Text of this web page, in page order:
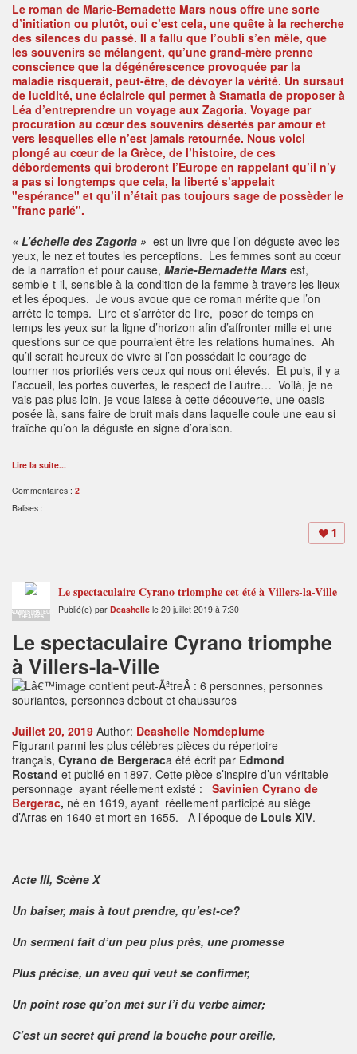
Le roman de Marie-Bernadette Mars nous offre une sorte
d’initiation ou plutôt, oui c’est cela, une quête à la recherche
des silences du passé. Il a fallu que l’oubli s’en mêle, que
les souvenirs se mélangent, qu’une grand-mère prenne
conscience que la dégénérescence provoquée par la
maladie risquerait, peut-être, de dévoyer la vérité. Un sursaut
de lucidité, une éclaircie qui permet à Stamatia de proposer à
Léa d’entreprendre un voyage aux Zagoria. Voyage par
procuration au cœur des souvenirs désertés par amour et
vers lesquelles elle n’est jamais retournée. Nous voici
plongé au cœur de la Grèce, de l’histoire, de ces
débordements qui broderont l’Europe en rappelant qu’il n’y
a pas si longtemps que cela, la liberté s’appelait
"espérance" et qu’il n’était pas toujours sage de possèder le
"franc parlé".
« L’échelle des Zagoria » est un livre que l’on déguste avec les
yeux, le nez et toutes les perceptions. Les femmes sont au cœur
de la narration et pour cause, Marie-Bernadette Mars est,
semble-t-il, sensible à la condition de la femme à travers les lieux
et les époques. Je vous avoue que ce roman mérite que l’on
arrête le temps. Lire et s’arrêter de lire, poser de temps en
temps les yeux sur la ligne d’horizon afin d’affronter mille et une
questions sur ce que pourraient être les relations humaines. Ah
qu’il serait heureux de vivre si l’on possédait le courage de
tourner nos priorités vers ceux qui nous ont élevés. Et puis, il y a
l’accueil, les portes ouvertes, le respect de l’autre… Voilà, je ne
vais pas plus loin, je vous laisse à cette découverte, une oasis
posée là, sans faire de bruit mais dans laquelle coule une eau si
fraîche qu’on la déguste en signe d’oraison.
Lire la suite...
Commentaires : 2
Balises :
1
ADMINISTRATEUR
THÉÂTRES
Le spectaculaire Cyrano triomphe cet été à Villers-la-Ville
Publié(e) par Deashelle le 20 juillet 2019 à 7:30
Le spectaculaire Cyrano triomphe
à Villers-la-Ville
Juillet 20, 2019 Author: Deashelle Nomdeplume
Figurant parmi les plus célèbres pièces du répertoire
français, Cyrano de Bergeraca été écrit par Edmond
Rostand et publié en 1897. Cette pièce s’inspire d’un véritable
personnage ayant réellement existé : Savinien Cyrano de
Bergerac, né en 1619, ayant réellement participé au siège
d’Arras en 1640 et mort en 1655. A l’époque de Louis XIV.
Acte III, Scène X
Un baiser, mais à tout prendre, qu’est-ce?
Un serment fait d’un peu plus près, une promesse
Plus précise, un aveu qui veut se confirmer,
Un point rose qu’on met sur l’i du verbe aimer;
C’est un secret qui prend la bouche pour oreille,